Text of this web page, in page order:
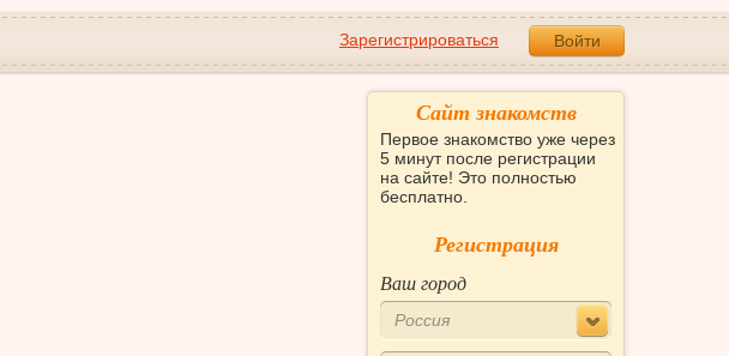
Зарегистрироваться Войти
Сайт знакомств
Первое знакомство уже через
5 минут после регистрации
на сайте! Это полностью
бесплатно.
Регистрация
Ваш город
Россия